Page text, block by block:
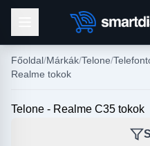
Főoldal Márkák Telone
Realme tokok
Telone - Realme C35 tokok